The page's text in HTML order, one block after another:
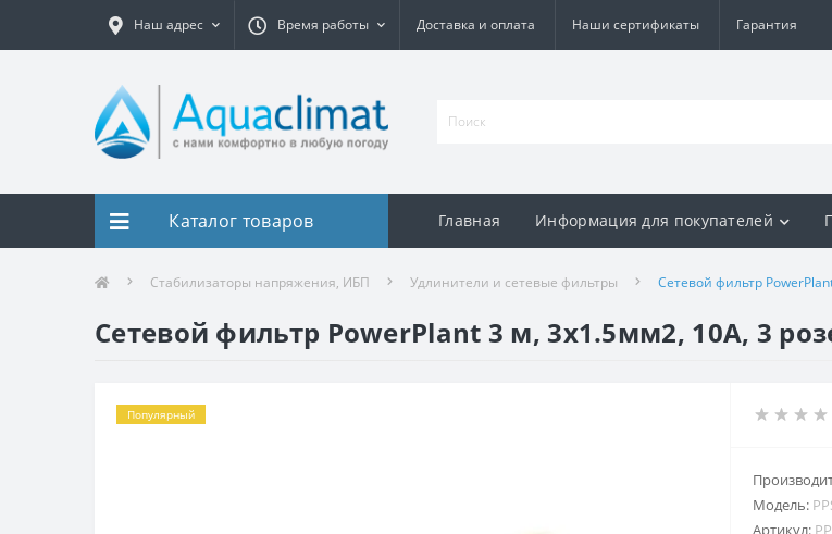
Наш адрес Время работы Доставка и оплата Наши сертификаты Гарантия
Каталог товаров Главная Информация для покупателей
Стабилизаторы напряжения, ИБП Удлинители и сетевые фильтры Сетевой фильтр
Сетевой фильтр PowerPlant 3 м, 3x1.5мм2, 10А, 3
Популярный
Модель:
Артикул: